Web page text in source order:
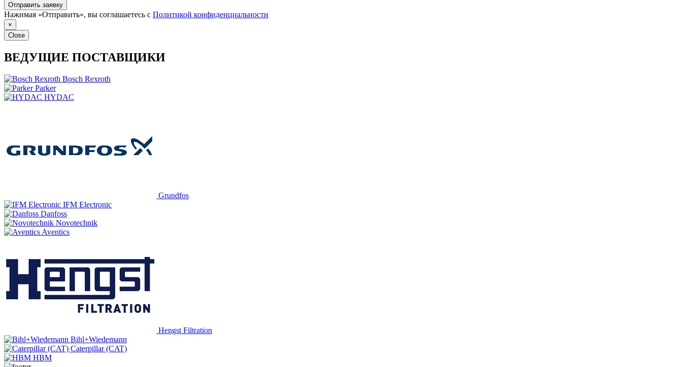
Отправить заявку
Нажимая «Отправить», вы соглашаетесь с Политикой конфиденциальности
×
Close
ВЕДУЩИЕ ПОСТАВЩИКИ
Bosch Rexroth
Parker
HYDAC
Grundfos
IFM Electronic
Danfoss
Novotechnik
Aventics
Hengst Filtration
Bihl+Wiedemann
Caterpillar (CAT)
HBM